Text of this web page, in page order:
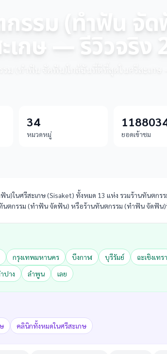
รรม (ทำฟัน จัด
เกษ — รีวิวจริง
รม (ทำฟัน จัดฟัน)ใกล้ฉันที่ดีที่สุดในศรีสะเกษ —
34
หมวดหมู่ ยอดเข้าชม
)ในศรีสะเกษ (Sisaket) ทั้งหมด 13 แห่ง รวมร้านทันตกร
ตกรรม (ทำฟัน จัดฟัน) หรือร้านทันตกรรม (ทำฟัน จัดฟัน)
กรุงเทพมหานคร บึงกาฬ บุรีรัมย์ ฉะเชิงเทรา
ปาง ลำพูน เลย
คลินิกทั้งหมดในศรีสะเกษ